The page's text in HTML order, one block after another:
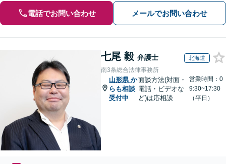
電話でお問い合わせ メールでお問い合わせ
七尾 毅 弁護士 北海道
南3条総合法律事務所
山形県 か
らも相談
受付中
面談方法(対面・
電話・ビデオな
ど)は応相談
営業時間：0
9:30~17:30
（平日）